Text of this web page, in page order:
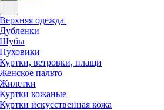
Верхняя одежда
Дубленки
Шубы
Пуховики
Куртки, ветровки, плащи
Женское пальто
Жилетки
Куртки кожаные
Куртки искусственная кожа